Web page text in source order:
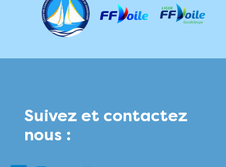
Suivez et contactez
nous :